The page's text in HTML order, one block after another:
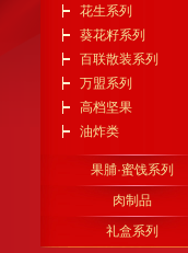
花生系列
葵花籽系列
百联散装系列
万盟系列
高档坚果
油炸类
果脯·蜜饯系列
肉制品
礼盒系列